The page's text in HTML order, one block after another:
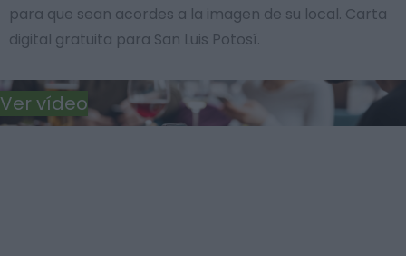
para que sean acordes a la imagen de su local. Carta
digital gratuita para San Luis Potosí.
Ver vídeo